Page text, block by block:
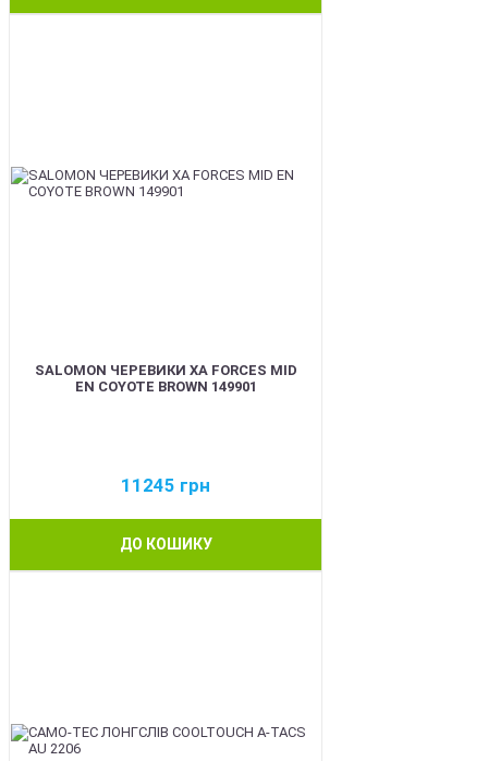
SALOMON ЧЕРЕВИКИ XA FORCES MID
EN COYOTE BROWN 149901
11245 грн
ДО КОШИКУ